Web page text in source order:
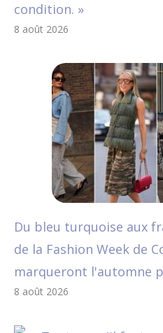
condition. »
8 août 2026
Du bleu turquoise aux
de la Fashion Week de
marqueront l'automne
8 août 2026